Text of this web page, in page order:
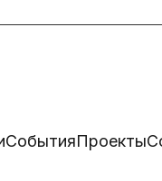
СобытияПроекты